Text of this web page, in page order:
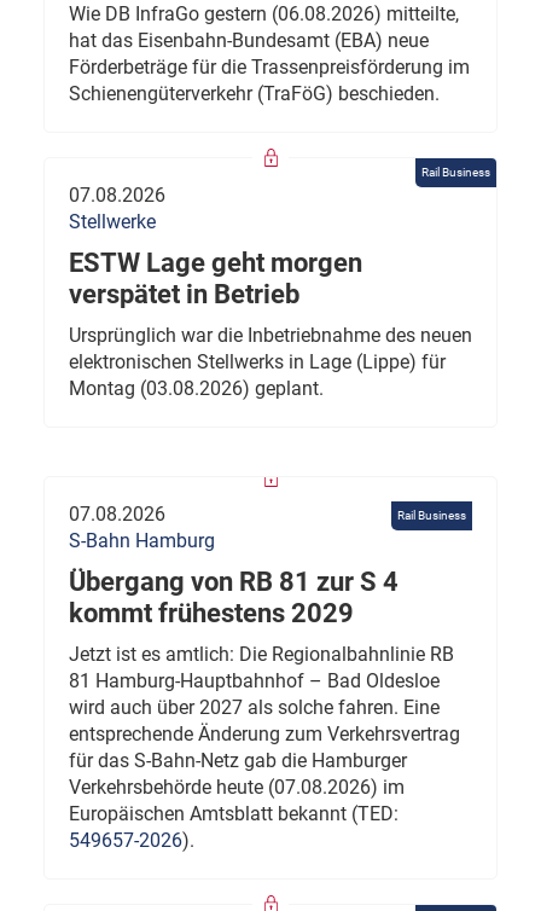
Wie DB InfraGo gestern (06.08.2026) mitteilte,
hat das Eisenbahn-Bundesamt (EBA) neue
Förderbeträge für die Trassenpreisförderung im
Schienengüterverkehr (TraFöG) beschieden.
Rail Business
07.08.2026
Stellwerke
ESTW Lage geht morgen
verspätet in Betrieb
Ursprünglich war die Inbetriebnahme des neuen
elektronischen Stellwerks in Lage (Lippe) für
Montag (03.08.2026) geplant.
Rail Business
07.08.2026
S-Bahn Hamburg
Übergang von RB 81 zur S 4
kommt frühestens 2029
Jetzt ist es amtlich: Die Regionalbahnlinie RB
81 Hamburg-Hauptbahnhof – Bad Oldesloe
wird auch über 2027 als solche fahren. Eine
entsprechende Änderung zum Verkehrsvertrag
für das S-Bahn-Netz gab die Hamburger
Verkehrsbehörde heute (07.08.2026) im
Europäischen Amtsblatt bekannt (TED:
549657-2026).